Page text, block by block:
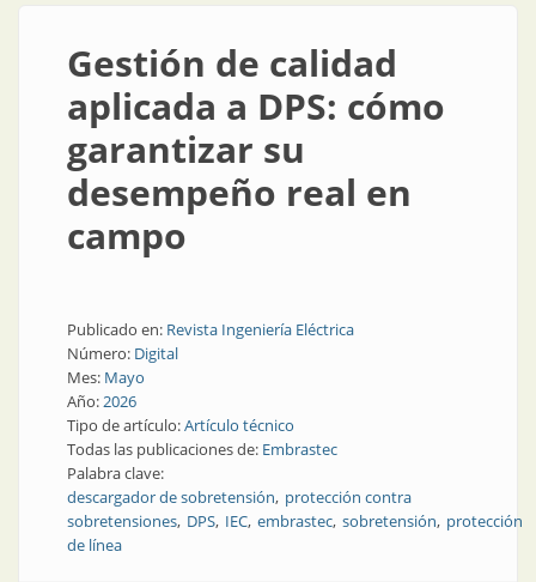
Gestión de calidad
aplicada a DPS: cómo
garantizar su
desempeño real en
campo
Publicado en: Revista Ingeniería Eléctrica
Número: Digital
Mes: Mayo
Año:2026
Tipo de artículo:Artículo técnico
Todas las publicaciones de: Embrastec
Palabra clave:
descargador de sobretensión protección contra
sobretensiones DPS IEC embrastec sobretensión protección
de línea